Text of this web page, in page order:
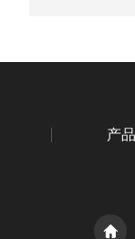
产